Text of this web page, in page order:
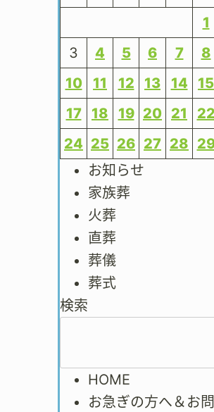
1
3
4 5 6 7 8
10
11 12 13 14 15
17
18 19 20 21 22
24 25 26 27 28
お知らせ
家族葬
火葬
直葬
葬儀
葬式
検索
HOME
お急ぎの方へ＆お